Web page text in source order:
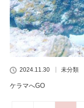
2024.11.30 未分類
ケラマへGO